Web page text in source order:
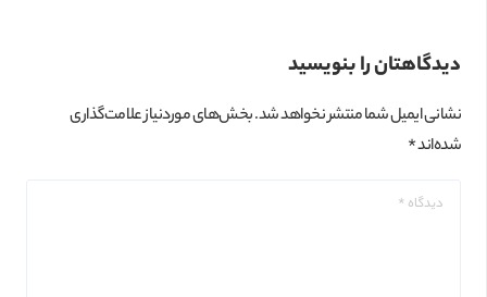
دیدگاهتان را بنویسید
نشانی ایمیل شما منتشر نخواهد شد.بخش‌های موردنیاز علامت‌گذاری
شده‌اند*